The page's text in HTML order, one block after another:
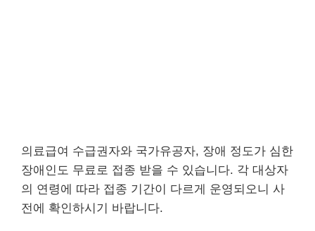
의료급여 수급권자와 국가유공자, 장애 정도가 심한
장애인도 무료로 접종 받을 수 있습니다. 각 대상자
의 연령에 따라 접종 기간이 다르게 운영되오니 사
전에 확인하시기 바랍니다.